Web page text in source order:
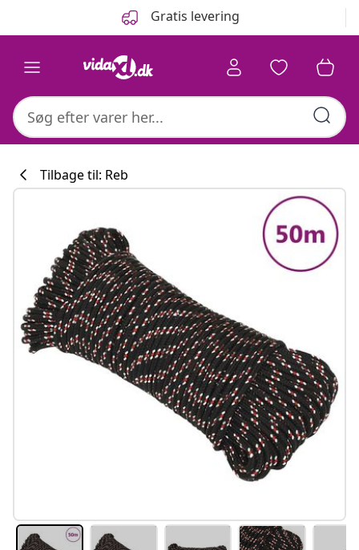
Gratis levering
#sharemevidaxl
Tilbage til: Reb